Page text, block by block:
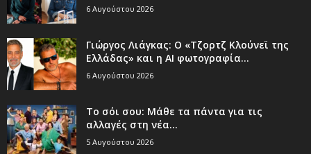
6 Αυγούστου 2026
Γιώργος Λιάγκας: Ο «Τζορτζ Κλούνεϊ της
Ελλάδας» και η AI φωτογραφία...
6 Αυγούστου 2026
Το σόι σου: Μάθε τα πάντα για τις
αλλαγές στη νέα...
5 Αυγούστου 2026